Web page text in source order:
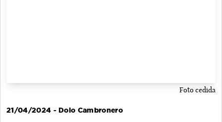
Foto cedida
21/04/2024 - Dolo Cambronero